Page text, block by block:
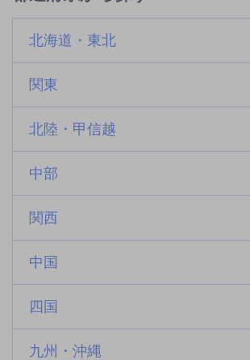
北海道・東北
関東
北陸・甲信越
中部
関西
中国
四国
九州・沖縄